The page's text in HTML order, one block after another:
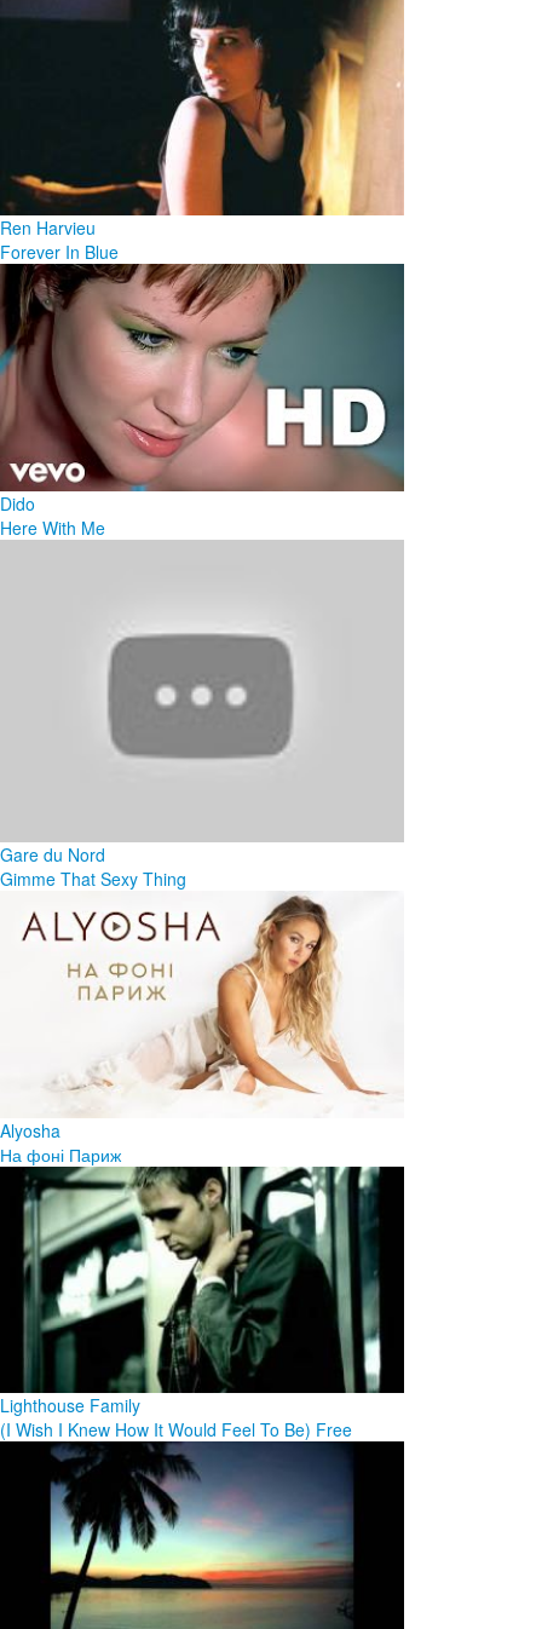
Ren Harvieu
Forever In Blue
Dido
Here With Me
Gare du Nord
Gimme That Sexy Thing
Alyosha
На фоні Париж
Lighthouse Family
(I Wish I Knew How It Would Feel To Be) Free